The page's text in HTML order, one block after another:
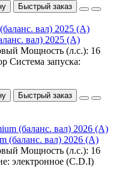
Быстрый заказ
вал) 2025 (A)
Мощность (л.с.): 16
Система запуска:
Быстрый заказ
(баланс. вал) 2026 (A)
Мощность (л.с.): 16
электронное (C.D.I)